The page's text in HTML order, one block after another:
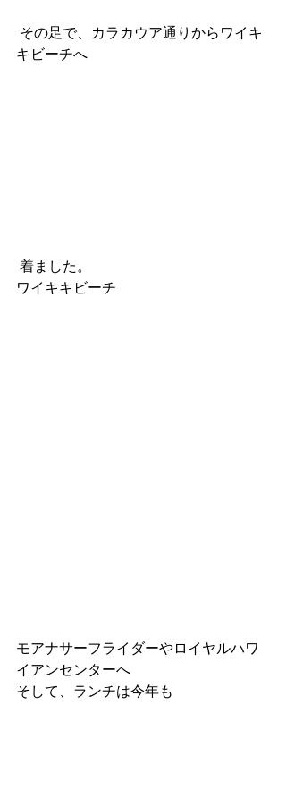
キビーチへ
着ました。
ワイキキビーチ
モアナサーフライダーやロイヤルハワ
イアンセンターへ
そして、ランチは今年も